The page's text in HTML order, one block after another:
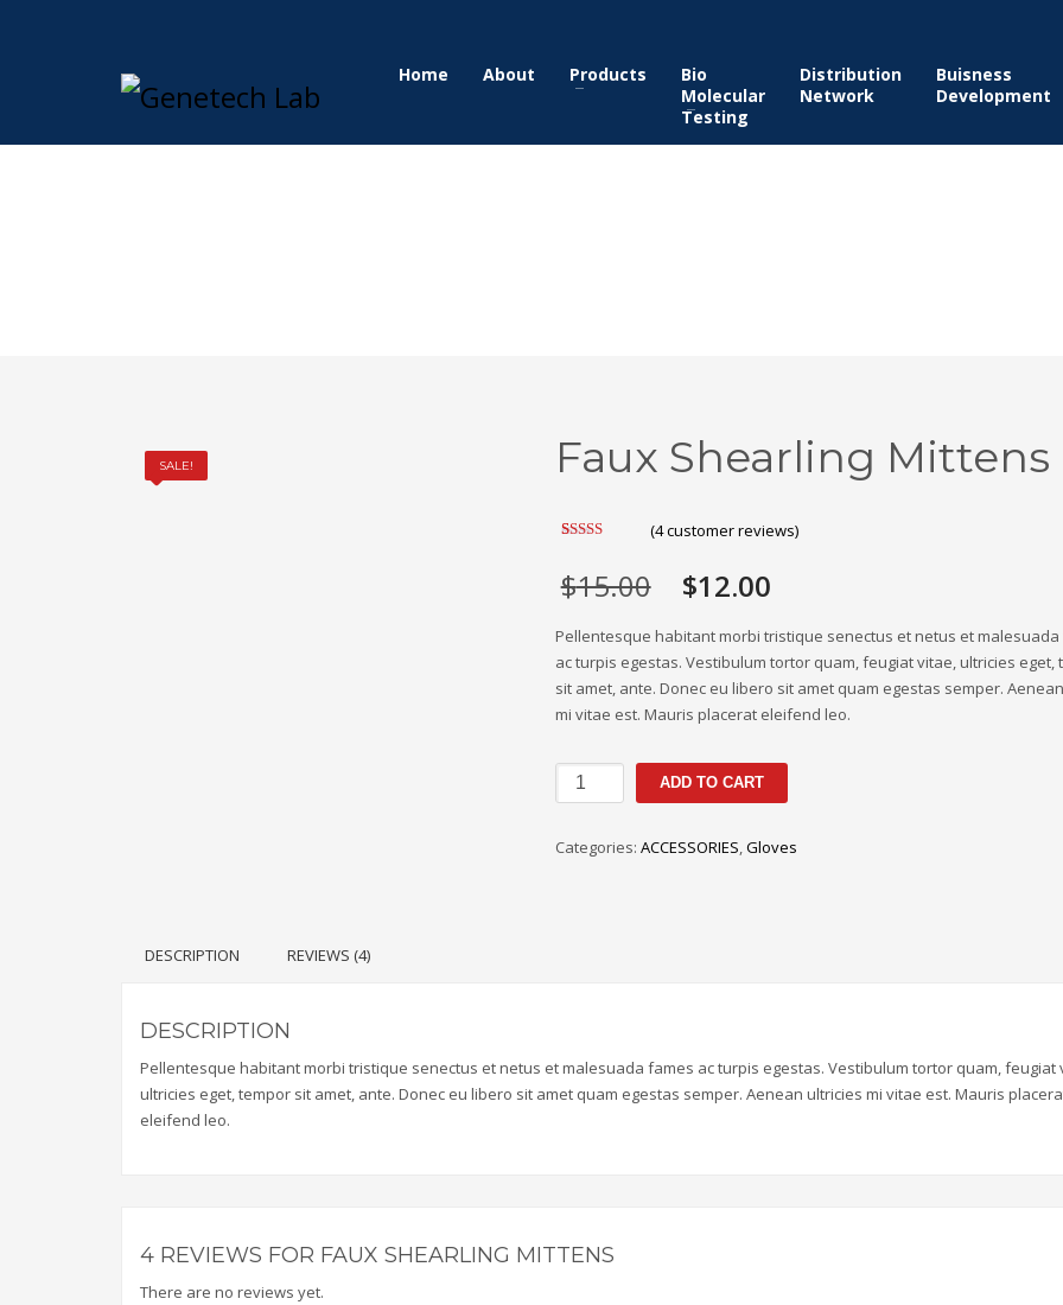
Home About Products
Bio
Molecular
Testing
Distribution
Network
Buisness
Development
SALE! Faux Shearling Mittens
of 5 based
on
ratings
(4customer reviews)
$15.00 $12.00
Pellentesque habitant morbi tristique senectus et netus et malesuada
ac turpis egestas. Vestibulum tortor quam, feugiat vitae, ultricies eget,
sit amet, ante. Donec eu libero sit amet quam egestas semper.
mi vitae est. Mauris placerat eleifend leo.
ADD TO CART
Categories: ACCESSORIES,Gloves
DESCRIPTION REVIEWS (4)
DESCRIPTION
Pellentesque habitant morbi tristique senectus et netus et malesuada fames ac turpis egestas. Vestibulum tortor quam, feugiat
ultricies eget, tempor sit amet, ante. Donec eu libero sit amet quam egestas semper. Aenean ultricies mi vitae est. Mauris
eleifend leo.
4 REVIEWS FOR FAUX SHEARLING MITTENS
There are no reviews yet.